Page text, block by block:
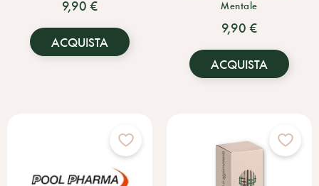
9,90 €
ACQUISTA
Mentale
9,90 €
ACQUISTA